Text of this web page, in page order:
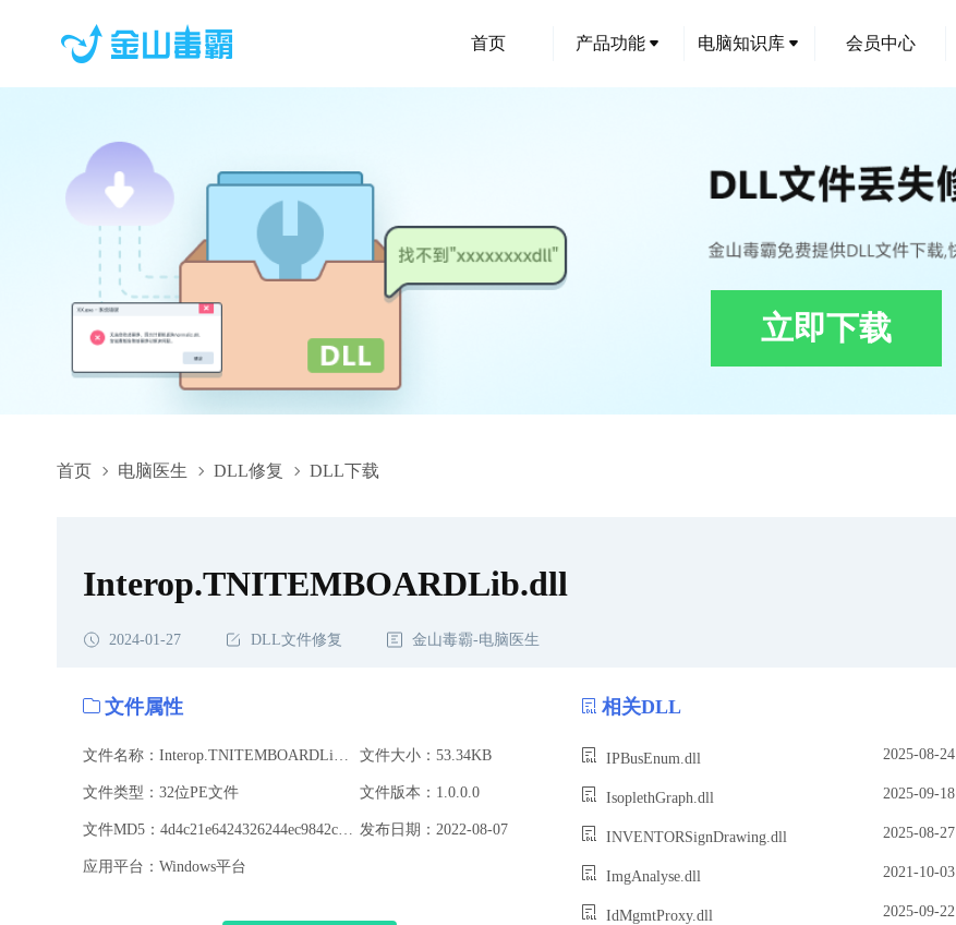
首页 产品功能 电脑知识库 会员中心
立即下载
首页 电脑医生 DLL修复 DLL下载
Interop.TNITEMBOARDLib.dll,Interop.TNITEMBOARDLib.dll下载,Interop.TNITEMBOARDLib.dll修复
Interop.TNITEMBOARDLib.dll
2024-01-27 DLL文件修复 金山毒霸-电脑医生
文件属性
文件大小：53.34KB
文件类型：32位PE文件 文件版本：1.0.0.0
发布日期：2022-08-07
应用平台：Windows平台
相关DLL
IPBusEnum.dll 2025-08-24
IsoplethGraph.dll 2025-09-18
INVENTORSignDrawing.dll 2025-08-27
ImgAnalyse.dll 2021-10-03
IdMgmtProxy.dll 2025-09-22